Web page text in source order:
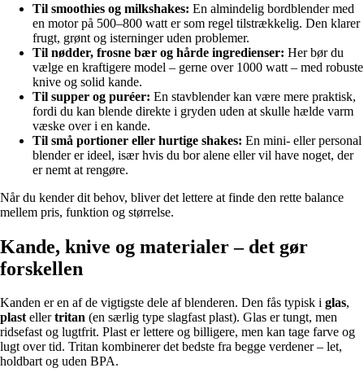
Til smoothies og milkshakes: En almindelig bordblender med
en motor på 500–800 watt er som regel tilstrækkelig. Den klarer
frugt, grønt og isterninger uden problemer.
Til nødder, frosne bær og hårde ingredienser: Her bør du
vælge en kraftigere model – gerne over 1000 watt – med robuste
knive og solid kande.
Til supper og puréer: En stavblender kan være mere praktisk,
fordi du kan blende direkte i gryden uden at skulle hælde varm
væske over i en kande.
Til små portioner eller hurtige shakes: En mini- eller personal
blender er ideel, især hvis du bor alene eller vil have noget, der
er nemt at rengøre.
Når du kender dit behov, bliver det lettere at finde den rette balance
mellem pris, funktion og størrelse.
Kande, knive og materialer – det gør
forskellen
Kanden er en af de vigtigste dele af blenderen. Den fås typisk i glas,
plastellertritan (en særlig type slagfast plast). Glas er tungt, men
ridsefast og lugtfrit. Plast er lettere og billigere, men kan tage farve og
lugt over tid. Tritan kombinerer det bedste fra begge verdener – let,
holdbart og uden BPA.